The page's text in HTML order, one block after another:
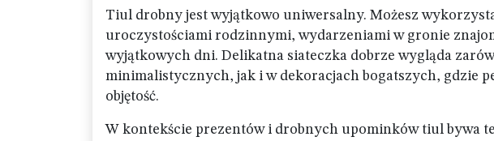
Tiul drobny jest wyjątkowo uniwersalny. Możesz
uroczystościami rodzinnymi, wydarzeniami w gronie
wyjątkowych dni. Delikatna siateczka dobrze wygląda
minimalistycznych, jak i w dekoracjach bogatszych, gdzie
objętość.
W kontekście prezentów i drobnych upominków tiul bywa